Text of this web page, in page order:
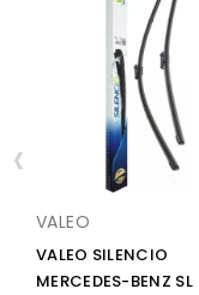
VALEO
VALEO SILENCIO
MERCEDES-BENZ SL
‹